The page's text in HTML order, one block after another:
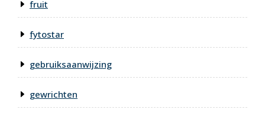
fruit
fytostar
gebruiksaanwijzing
gewrichten